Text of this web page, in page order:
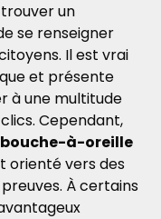
un
se renseigner
Il est vrai
et présente
à une multitude
Cependant,
bouche-à-oreille
orienté vers des
À certains